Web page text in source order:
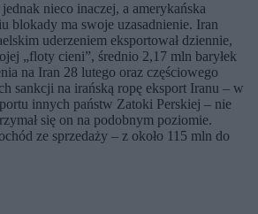
nieco inaczej, a amerykańska
blokady ma swoje uzasadnienie. Iran
uderzeniem eksportował dziennie,
„floty cieni”, średnio 2,17 mln baryłek
na Iran 28 lutego oraz częściowego
sankcji na irańską ropę eksport Iranu – w
innych państw Zatoki Perskiej – nie
się on na podobnym poziomie.
ze sprzedaży – z około 115 mln do